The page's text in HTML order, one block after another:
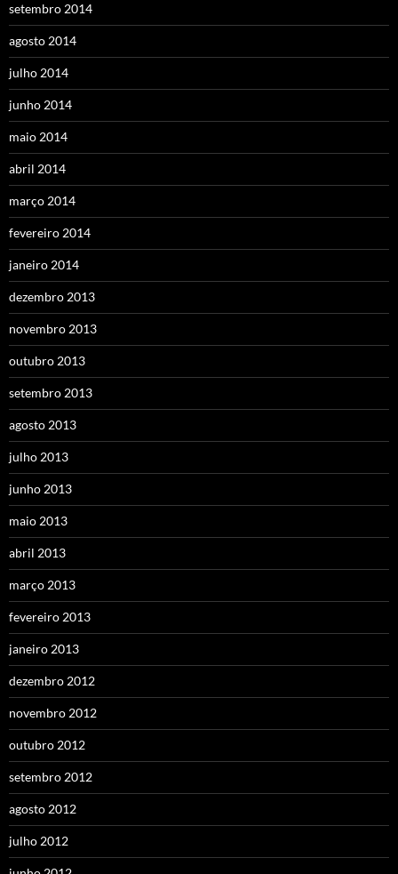
setembro 2014
agosto 2014
julho 2014
junho 2014
maio 2014
abril 2014
março 2014
fevereiro 2014
janeiro 2014
dezembro 2013
novembro 2013
outubro 2013
setembro 2013
agosto 2013
julho 2013
junho 2013
maio 2013
abril 2013
março 2013
fevereiro 2013
janeiro 2013
dezembro 2012
novembro 2012
outubro 2012
setembro 2012
agosto 2012
julho 2012